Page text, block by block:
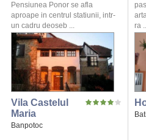
Pensiunea Ponor se afla
aproape in centrul statiunii, intr-
un cadru deoseb ...
ra
Vila Castelul
Maria
Banpotoc